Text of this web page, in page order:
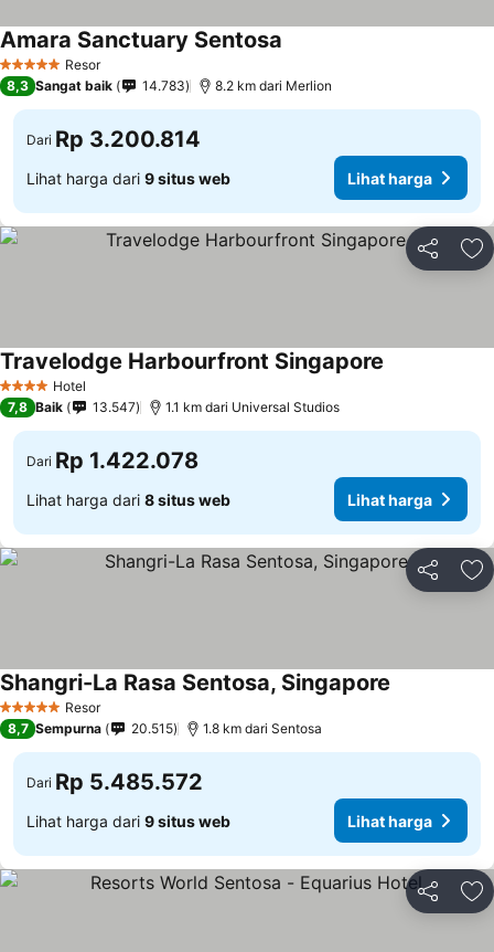
5 Bintang Resor
Amara Sanctuary Sentosa
8,3 Sangat baik 14.783 8.2 km dari Merlion
Dari Rp 3.200.814
Lihat harga dari 9 situs web Lihat harga
Bagikan
4 BintangHotel
Travelodge Harbourfront Singapore
7,8 Baik 13.547 1.1 km dari Universal Studios
Dari Rp 1.422.078
Lihat harga dari 8 situs web Lihat harga
Bagikan
5 Bintang Resor
Shangri-La Rasa Sentosa, Singapore
8,7 Sempurna 20.515 1.8 km dari Sentosa
Dari Rp 5.485.572
Lihat harga dari 9 situs web Lihat harga
Bagikan